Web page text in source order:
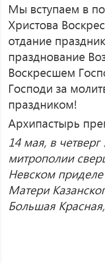
Мы вступаем в
Христова
отдание
празднование
Воскресшем
Господи за
праздником!
Архипастырь
14 мая, в
митрополии
Невском
Матери
Большая